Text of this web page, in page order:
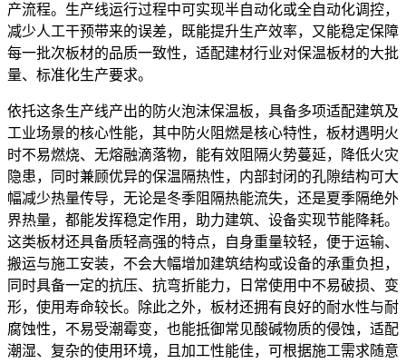
产流程。生产线运行过程中可实现半自动化或全自动化调控，
减少人工干预带来的误差，既能提升生产效率，又能稳定保障
每一批次板材的品质一致性，适配建材行业对保温板材的大批
量、标准化生产要求。
依托这条生产线产出的防火泡沫保温板，具备多项适配建筑及
工业场景的核心性能，其中防火阻燃是核心特性，板材遇明火
时不易燃烧、无熔融滴落物，能有效阻隔火势蔓延，降低火灾
隐患，同时兼顾优异的保温隔热性，内部封闭的孔隙结构可大
幅减少热量传导，无论是冬季阻隔热能流失，还是夏季隔绝外
界热量，都能发挥稳定作用，助力建筑、设备实现节能降耗。
这类板材还具备质轻高强的特点，自身重量较轻，便于运输、
搬运与施工安装，不会大幅增加建筑结构或设备的承重负担，
同时具备一定的抗压、抗弯折能力，日常使用中不易破损、变
形，使用寿命较长。除此之外，板材还拥有良好的耐水性与耐
腐蚀性，不易受潮霉变，也能抵御常见酸碱物质的侵蚀，适配
潮湿、复杂的使用环境，且加工性能佳，可根据施工需求随意